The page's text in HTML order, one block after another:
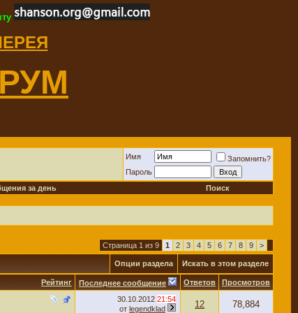
Имя
Запомнить?
Пароль
за день Поиск
Страница 1 из 9 1 2 3 4 5 6 7 8 9 >
Опции раздела Искать в этом разделе
Рейтинг Последнее сообщение Ответов Просмотров
30.10.2012 21:54
от legendklad 12 78,884